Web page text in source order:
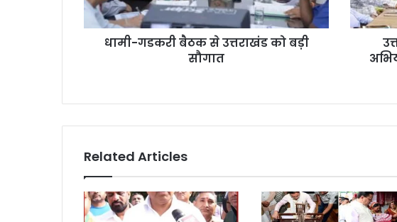
धामी-गडकरी बैठक से उत्तराखंड को बड़ी
सौगात
Related Articles